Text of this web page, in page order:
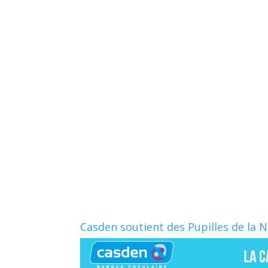
Casden soutient des Pupilles de la